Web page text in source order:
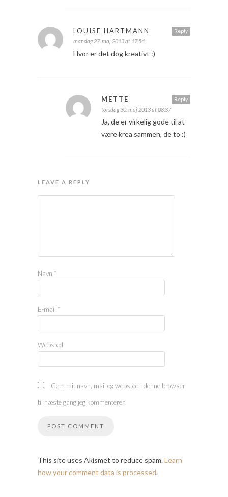
Reply
LOUISE HARTMANN
mandag 27. maj 2013 at 17:54
Hvor er det dog kreativt :)
Reply
METTE
torsdag 30. maj 2013 at 08:37
Ja, de er virkelig gode til at
være krea sammen, de to :)
LEAVE A REPLY
Navn *
E-mail *
Websted
Gem mit navn, mail og websted i denne browser
til næste gang jeg kommenterer.
This site uses Akismet to reduce spam.Learn
how your comment data is processed.